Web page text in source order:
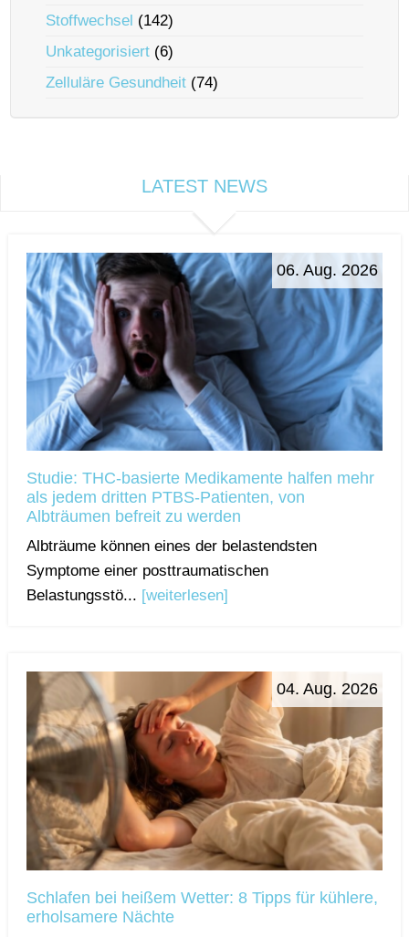
Stoffwechsel (142)
Unkategorisiert (6)
Zelluläre Gesundheit (74)
LATEST NEWS
06. Aug. 2026
Studie: THC-basierte Medikamente halfen mehr
als jedem dritten PTBS-Patienten, von
Albträumen befreit zu werden
Albträume können eines der belastendsten
Symptome einer posttraumatischen
Belastungsstö... [weiterlesen]
04. Aug. 2026
Schlafen bei heißem Wetter: 8 Tipps für kühlere,
erholsamere Nächte